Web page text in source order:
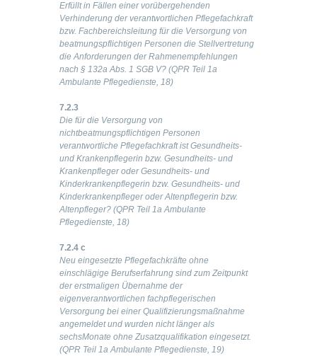
Erfüllt in Fällen einer vorübergehenden
Verhinderung der verantwortlichen Pflegefachkraft
bzw. Fachbereichsleitung für die Versorgung von
beatmungspflichtigen Personen die Stellvertretung
die Anforderungen der Rahmenempfehlungen
nach § 132a Abs. 1 SGB V? (QPR Teil 1a
Ambulante Pflegedienste, 18)
7.2.3
Die für die Versorgung von
nichtbeatmungspflichtigen Personen
verantwortliche Pflegefachkraft ist Gesundheits-
und Krankenpflegerin bzw. Gesundheits- und
Krankenpfleger oder Gesundheits- und
Kinderkrankenpflegerin bzw. Gesundheits- und
Kinderkrankenpfleger oder Altenpflegerin bzw.
Altenpfleger? (QPR Teil 1a Ambulante
Pflegedienste, 18)
7.2.4 c
Neu eingesetzte Pflegefachkräfte ohne
einschlägige Berufserfahrung sind zum Zeitpunkt
der erstmaligen Übernahme der
eigenverantwortlichen fachpflegerischen
Versorgung bei einer Qualifizierungsmaßnahme
angemeldet und wurden nicht länger als
sechsMonate ohne Zusatzqualifikation eingesetzt.
(QPR Teil 1a Ambulante Pflegedienste, 19)